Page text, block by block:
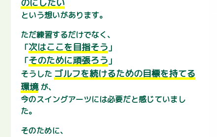
のにしたい
という想いがあります。
ただ練習するだけでなく、
「次はここを目指そう 」
「そのために頑張ろう 」
そうした ゴルフを続けるための目標を持てる
環境が、
今のスイングアーツには必要だと感じていまし
た。
そのために、